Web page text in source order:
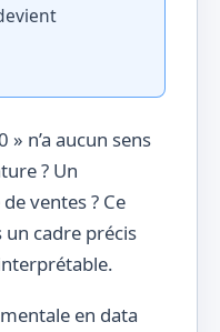
n’a aucun sens
? Un
ventes ? Ce
un cadre précis
en data